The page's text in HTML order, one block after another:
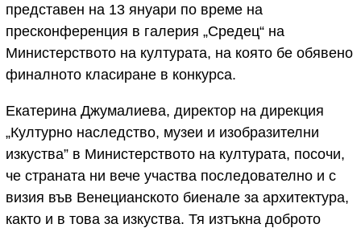
представен на 13 януари по време на
пресконференция в галерия „Средец“ на
Министерството на културата, на която бе обявено
финалното класиране в конкурса.
Екатерина Джумалиева, директор на дирекция
„Културно наследство, музеи и изобразителни
изкуства” в Министерството на културата, посочи,
че страната ни вече участва последователно и с
визия във Венецианското биенале за архитектура,
както и в това за изкуства. Тя изтъкна доброто